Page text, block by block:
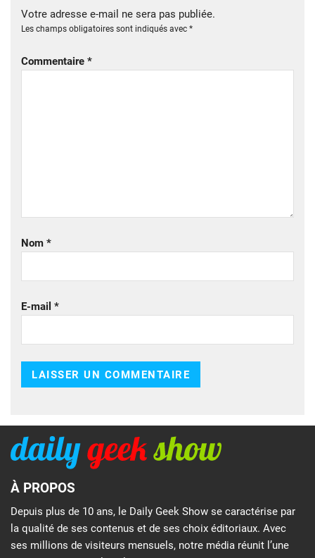
Votre adresse e-mail ne sera pas publiée.
Les champs obligatoires sont indiqués avec *
Commentaire *
Nom *
E-mail *
À PROPOS
Depuis plus de 10 ans, le Daily Geek Show se caractérise par
la qualité de ses contenus et de ses choix éditoriaux. Avec
ses millions de visiteurs mensuels, notre média réunit l’une